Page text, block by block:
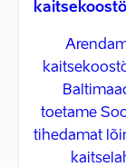
toetame
tihedamat